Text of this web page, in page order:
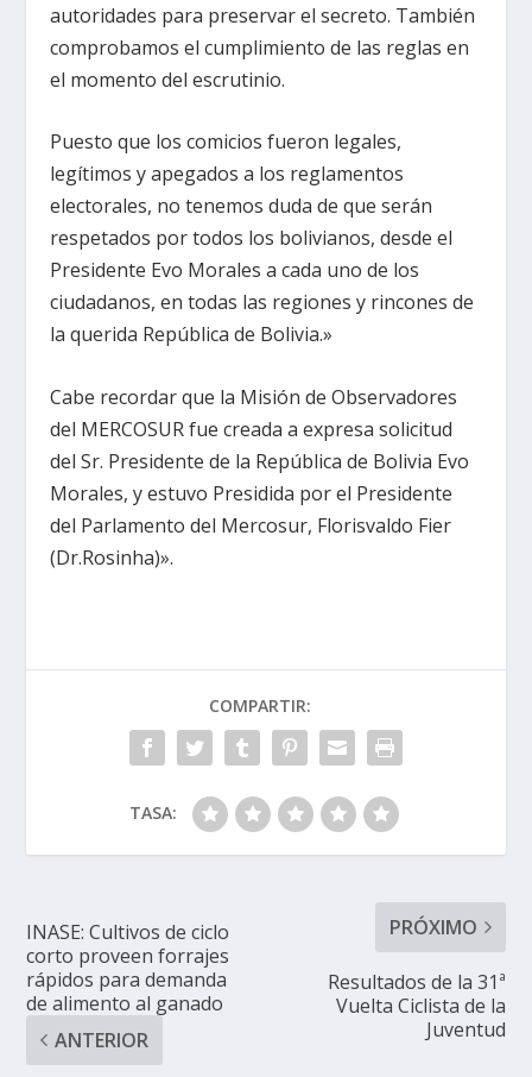
autoridades para preservar el secreto. También
comprobamos el cumplimiento de las reglas en
el momento del escrutinio.
Puesto que los comicios fueron legales,
legítimos y apegados a los reglamentos
electorales, no tenemos duda de que serán
respetados por todos los bolivianos, desde el
Presidente Evo Morales a cada uno de los
ciudadanos, en todas las regiones y rincones de
la querida República de Bolivia.»
Cabe recordar que la Misión de Observadores
del MERCOSUR fue creada a expresa solicitud
del Sr. Presidente de la República de Bolivia Evo
Morales, y estuvo Presidida por el Presidente
del Parlamento del Mercosur, Florisvaldo Fier
(Dr.Rosinha)».
COMPARTIR:
TASA:
INASE: Cultivos de ciclo
corto proveen forrajes
rápidos para demanda
de alimento al ganado
ANTERIOR
PRÓXIMO
Resultados de la 31ª
Vuelta Ciclista de la
Juventud